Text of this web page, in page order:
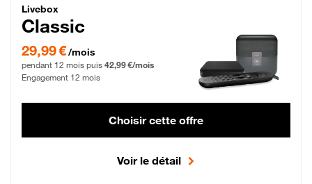
Livebox Classic Fibre
Livebox
Classic
29,99 € par mois pendant 12 mois puis 42,99 € par mois, Engagement 12 mois
29,99 €/mois
pendant 12 mois puis 42,99 €/mois
Engagement 12 mois
Choisir cette offre
Voir le détail